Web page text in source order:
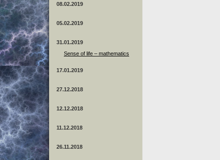
08.02.2019
05.02.2019
31.01.2019
Sense of life – mathematics
17.01.2019
27.12.2018
12.12.2018
11.12.2018
26.11.2018